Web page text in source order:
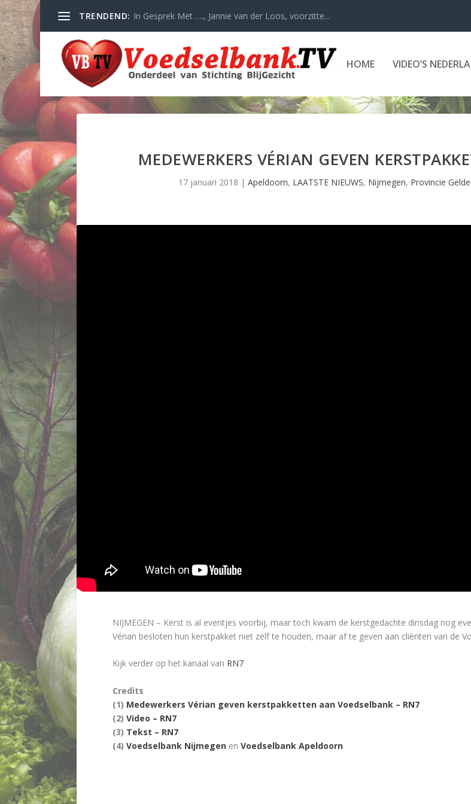
TRENDEND: In Gesprek Met …., Jannie van der Loos, voorzitte...
HOME VIDEO’S
MEDEWERKERS VÉRIAN GEVEN
17 januari 2018 | Apeldoorn, LAATSTE NIEUWS, Nijmegen, Provincie
NIJMEGEN – Kerst is al eventjes voorbij, maar toch kwam de kerstgedachte dinsdag nog
Vérian besloten hun kerstpakket niet zelf te houden, maar af te geven aan cliënten van de
Kijk verder op het kanaal van RN7
Credits
(1) Medewerkers Vérian geven kerstpakketten aan Voedselbank – RN7
(2) Video – RN7
(3) Tekst – RN7
(4) Voedselbank Nijmegen en Voedselbank Apeldoorn